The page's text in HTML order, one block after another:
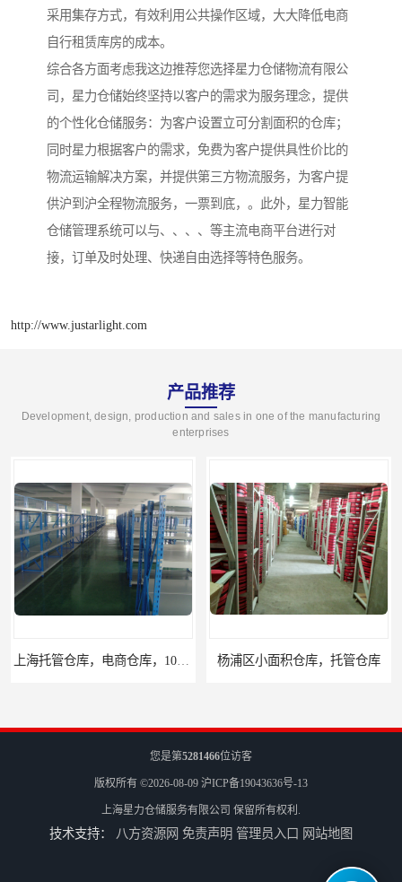
采用集存方式，有效利用公共操作区域，大大降低电商
自行租赁库房的成本。
综合各方面考虑我这边推荐您选择星力仓储物流有限公
司，星力仓储始终坚持以客户的需求为服务理念，提供
的个性化仓储服务：为客户设置立可分割面积的仓库；
同时星力根据客户的需求，免费为客户提供具性价比的
物流运输解决方案，并提供第三方物流服务，为客户提
供沪到沪全程物流服务，一票到底，。此外，星力智能
仓储管理系统可以与、、、、等主流电商平台进行对
接，订单及时处理、快递自由选择等特色服务。
http://www.justarlight.com
产品推荐
Development, design, production and sales in one of the manufacturing
enterprises
杨浦区小面积仓库，托管仓库
您是第5281466位访客
版权所有 ©2026-08-09 沪ICP备19043636号-13
上海星力仓储服务有限公司 保留所有权利.
技术支持： 八方资源网 免责声明 管理员入口 网站地图